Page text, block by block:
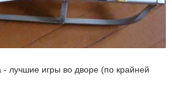
- лучшие игры во дворе (по крайней